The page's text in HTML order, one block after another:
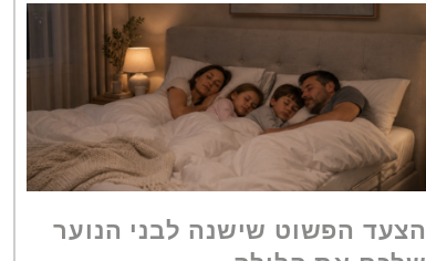
הצעד הפשוט שישנה לבני הנוער